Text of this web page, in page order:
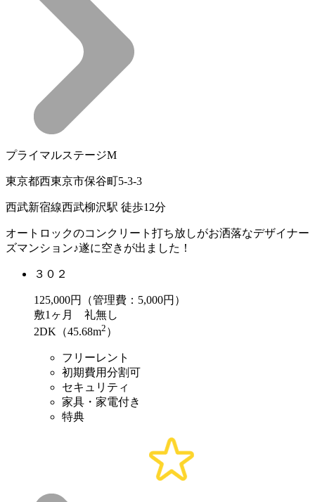
プライマルステージM
東京都西東京市保谷町5-3-3
西武新宿線西武柳沢駅 徒歩12分
オートロックのコンクリート打ち放しがお洒落なデザイナー
ズマンション♪遂に空きが出ました！
３０２
125,000円（管理費：5,000円）
敷1ヶ月 礼無し
2DK（45.68m2 ）
フリーレント
初期費用分割可
セキュリティ
家具・家電付き
特典